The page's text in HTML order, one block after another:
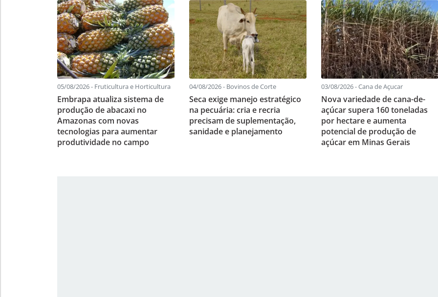
05/08/2026 - Fruticultura e Horticultura
Embrapa atualiza sistema de
produção de abacaxi no
Amazonas com novas
tecnologias para aumentar
produtividade no campo
04/08/2026 - Bovinos de Corte
Seca exige manejo estratégico
na pecuária: cria e recria
precisam de suplementação,
sanidade e planejamento
03/08/2026 - Cana de Açucar
Nova variedade de cana-de-
açúcar supera 160 toneladas
por hectare e aumenta
potencial de produção de
açúcar em Minas Gerais